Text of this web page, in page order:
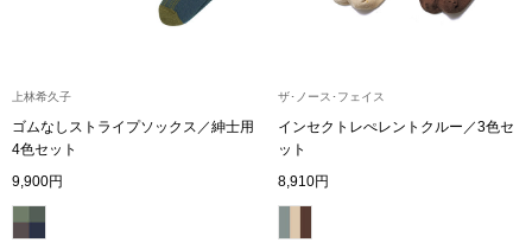
すべて見る
ア
和装
上林希久子
ゴムなしストライプソックス／紳士用
4色セット
9,900円
ザ･ノース･フェイス
インセクトレぺレントクルー／3色セ
ット
8,910円